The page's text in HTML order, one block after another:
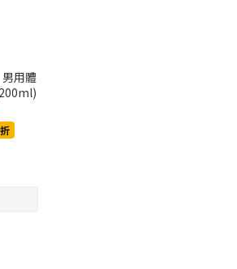
男用體